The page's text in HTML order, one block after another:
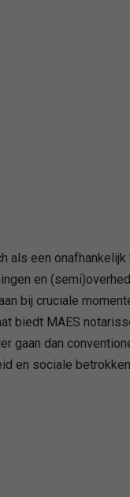
als een
en
bij cruciale
biedt MAES
gaan dan
en sociale